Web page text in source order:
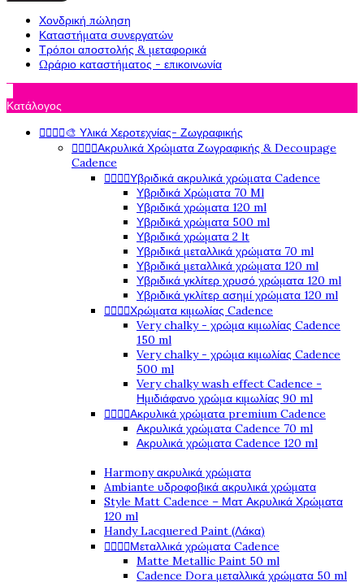
Χονδρική πώληση
Καταστήματα συνεργατών
Τρόποι αποστολής & μεταφορικά
Ωράριο καταστήματος - επικοινωνία
Κατάλογος
🎨 Υλικά Χεροτεχνίας- Ζωγραφικής
Ακρυλικά Χρώματα Ζωγραφικής & Decoupage
Cadence
Υβριδικά ακρυλικά χρώματα Cadence
Υβριδικά Χρώματα 70 Ml
Υβριδικά χρώματα 120 ml
Υβριδικά χρώματα 500 ml
Υβριδικά χρώματα 2 lt
Υβριδικά μεταλλικά χρώματα 70 ml
Υβριδικά μεταλλικά χρώματα 120 ml
Υβριδικά γκλίτερ χρυσό χρώματα 120 ml
Υβριδικά γκλίτερ ασημί χρώματα 120 ml
Χρώματα κιμωλίας Cadence
Very chalky - χρώμα κιμωλίας Cadence
150 ml
Very chalky - χρώμα κιμωλίας Cadence
500 ml
Very chalky wash effect Cadence -
Ημιδιάφανο χρώμα κιμωλίας 90 ml
Ακρυλικά χρώματα premium Cadence
Ακρυλικά χρώματα Cadence 70 ml
Ακρυλικά χρώματα Cadence 120 ml
Harmony ακρυλικά χρώματα
Ambiante υδροφοβικά ακρυλικά χρώματα
Style Matt Cadence – Ματ Ακρυλικά Χρώματα
120 ml
Handy Lacquered Paint (Λάκα)
Μεταλλικά χρώματα Cadence
Matte Metallic Paint 50 ml
Cadence Dora μεταλλικά χρώματα 50 ml